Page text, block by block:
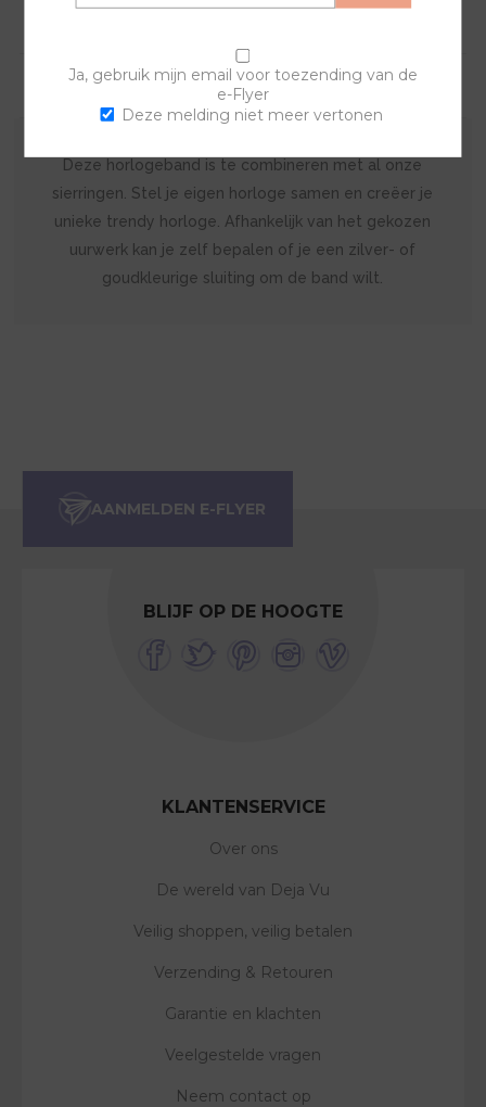
VRAGEN?
Deze horlogeband is te combineren met al onze
sierringen. Stel je eigen horloge samen en creëer je
unieke trendy horloge. Afhankelijk van het gekozen
uurwerk kan je zelf bepalen of je een zilver- of
goudkleurige sluiting om de band wilt.
BLIJF OP DE HOOGTE
KLANTENSERVICE
Over ons
De wereld van Deja Vu
Veilig shoppen, veilig betalen
Verzending & Retouren
Garantie en klachten
Veelgestelde vragen
Neem contact op
Ja, gebruik mijn email voor toezending van de
e-Flyer
Deze melding niet meer vertonen